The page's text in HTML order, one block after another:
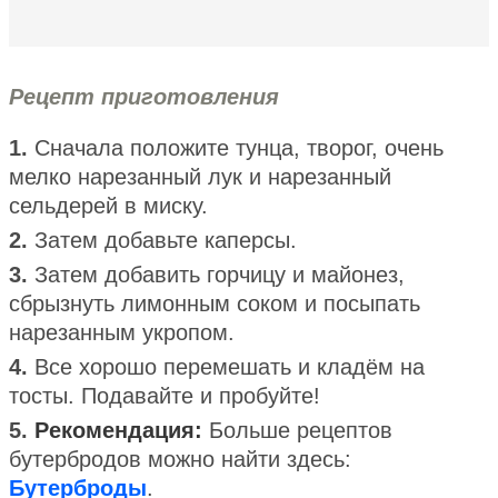
Рецепт приготовления
1. Сначала положите тунца, творог, очень
мелко нарезанный лук и нарезанный
сельдерей в миску.
2. Затем добавьте каперсы.
3. Затем добавить горчицу и майонез,
сбрызнуть лимонным соком и посыпать
нарезанным укропом.
4. Все хорошо перемешать и кладём на
тосты. Подавайте и пробуйте!
5. Рекомендация: Больше рецептов
бутербродов можно найти здесь:
Бутерброды.